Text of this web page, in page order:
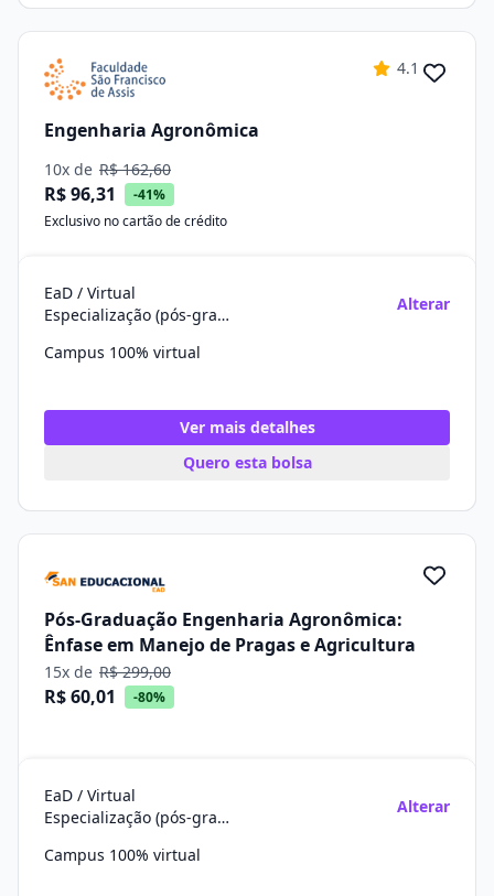
4.1
Engenharia Agronômica
10x de R$ 162,60
R$ 96,31
-41%
Exclusivo no cartão de crédito
EaD / Virtual
Especialização (pós-graduação)
Alterar
Campus 100% virtual
Ver mais detalhes
Quero esta bolsa
Pós-Graduação Engenharia Agronômica:
Ênfase em Manejo de Pragas e Agricultura
15x de R$ 299,00
R$ 60,01 -80%
EaD / Virtual
Especialização (pós-graduação)
Alterar
Campus 100% virtual